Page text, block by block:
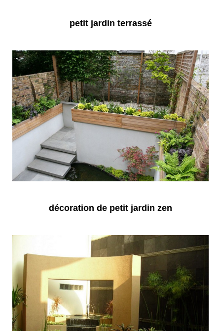
petit jardin terrassé
décoration de petit jardin zen